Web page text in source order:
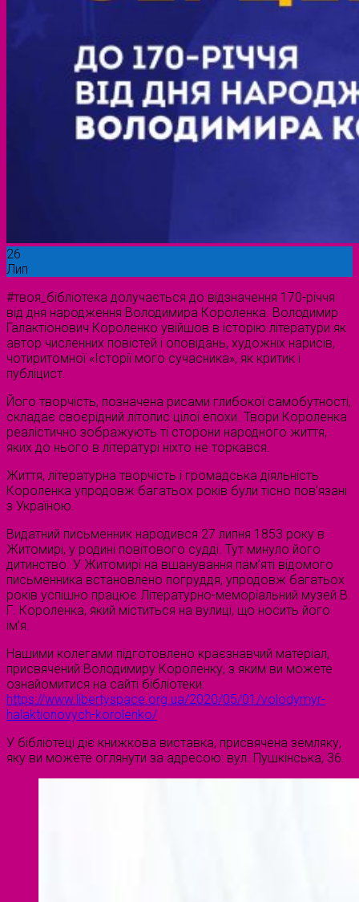
26
Лип
#твоя_бібліотека долучається до відзначення 170-річчя
від дня народження Володимира Короленка. Володимир
Галактіонович Короленко увійшов в історію літератури як
автор численних повістей і оповідань, художніх нарисів,
чотиритомної «Історії мого сучасника», як критик і
публіцист.
Його творчість, позначена рисами глибокої самобутності,
складає своєрідний літопис цілої епохи. Твори Короленка
реалістично зображують ті сторони народного життя,
яких до нього в літературі ніхто не торкався.
Життя, літературна творчість і громадська діяльність
Короленка упродовж багатьох років були тісно пов’язані
з Україною.
Видатний письменник народився 27 липня 1853 року в
Житомирі, у родині повітового судді. Тут минуло його
дитинство. У Житомирі на вшанування пам’яті відомого
письменника встановлено погруддя, упродовж багатьох
років успішно працює Літературно-меморіальний музей В.
Г. Короленка, який міститься на вулиці, що носить його
ім’я.
Нашими колегами підготовлено краєзнавчий матеріал,
присвячений Володимиру Короленку, з яким ви можете
ознайомитися на сайті бібліотеки:
https://www.libertyspace.org.ua/2020/05/01/volodymyr-
halaktionovych-korolenko/
У бібліотеці діє книжкова виставка, присвячена земляку,
яку ви можете оглянути за адресою: вул. Пушкінська, 36.